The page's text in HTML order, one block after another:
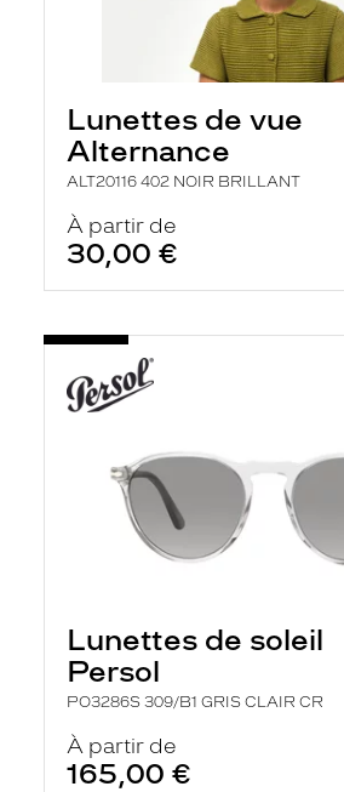
Lunettes de vue
Alternance
ALT20116 402 NOIR BRILLANT
À partir de
30,00 €
Lunettes de soleil
Persol
PO3286S 309/B1 GRIS CLAIR CR
À partir de
165,00 €